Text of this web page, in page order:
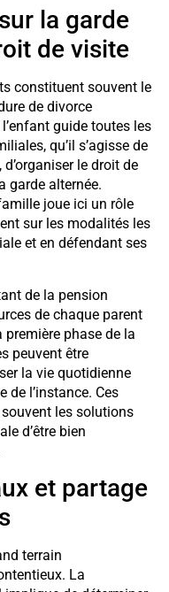
la garde
de visite
constituent souvent le
de divorce
guide toutes les
qu’il s’agisse de
le droit de
garde alternée.
joue ici un rôle
sur les modalités les
et en défendant ses
de la pension
de chaque parent
phase de la
peuvent être
la vie quotidienne
de l’instance. Ces
les solutions
d’être bien
et partage
terrain
La